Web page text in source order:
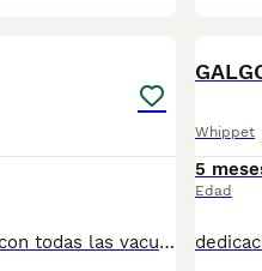
Cachorro de 6 meses whippet blue, se entrega con todas las vacunas puestas, microchip, rabia y pasaporte, se puede enviar pero prefiero entregar en mano, más información llamar o whasap al 687705959
Whippet
5
Edad